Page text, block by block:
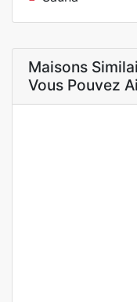
Maisons
Vous Pouvez